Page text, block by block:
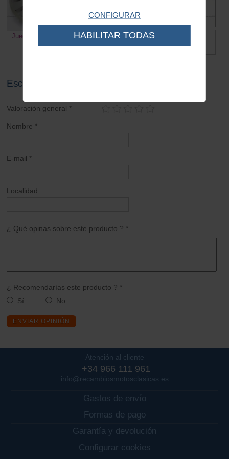
Juego tapacubos Vespa Llantas
Terminal cable
0.05 €
Escribe tu opinión sobre este artículo
Valoración general *
Nombre *
E-mail *
Localidad
¿ Qué opinas sobre este producto ? *
¿ Recomendarías este producto ? *
Sí
No
ENVIAR OPINIÓN
Atención al cliente
+34 966 111 961
info@recambiosmotosclasicas.es
Gastos de envío
Formas de pago
Garantía y devolución
Configurar cookies
CONFIGURAR
HABILITAR TODAS